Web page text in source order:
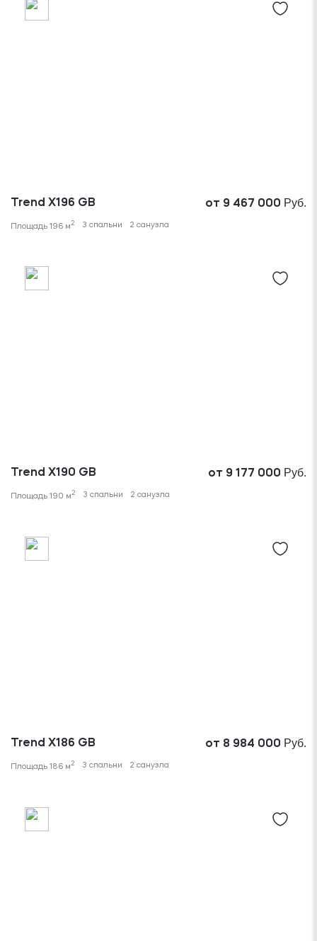
Trend X196 GB от 9 467 000 Руб.
Площадь 196 м2 3 спальни 2 санузла
Trend X190 GB от 9 177 000 Руб.
Площадь 190 м2 3 спальни 2 санузла
Trend X186 GB от 8 984 000 Руб.
Площадь 186 м2 3 спальни 2 санузла